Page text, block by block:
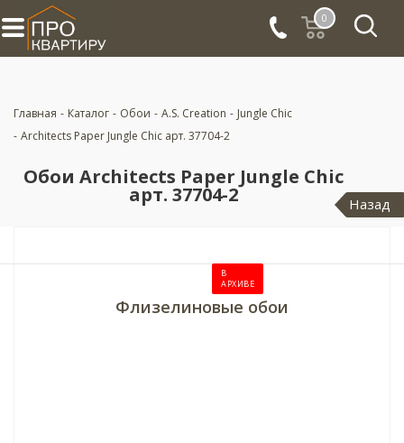
0
Главная - Каталог - Обои - A.S. Creation - Jungle Chic
- Architects Paper Jungle Chic арт. 37704-2
Обои Architects Paper Jungle Chic
арт. 37704-2 Назад
В
АРХИВЕ
Флизелиновые обои